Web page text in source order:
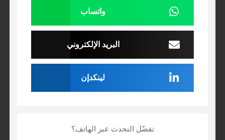
ما لم ينص عقد تأسيس الشركة أو نظامها الأساس، أو يتفق
الشركاء أو الجمعية العامة أو المساهمون، بحسب الأحوال، على
كيفية تصفية الشركة عند انقضائها، تكون التصفية وفقًا للأحكام
على الشركاء و يجب ان تتبع كل من الشروط الموجودة في عقد
واتساب
البريد الإلكتروني
لينكدإن
تفضّل التحدث عبر الهاتف؟